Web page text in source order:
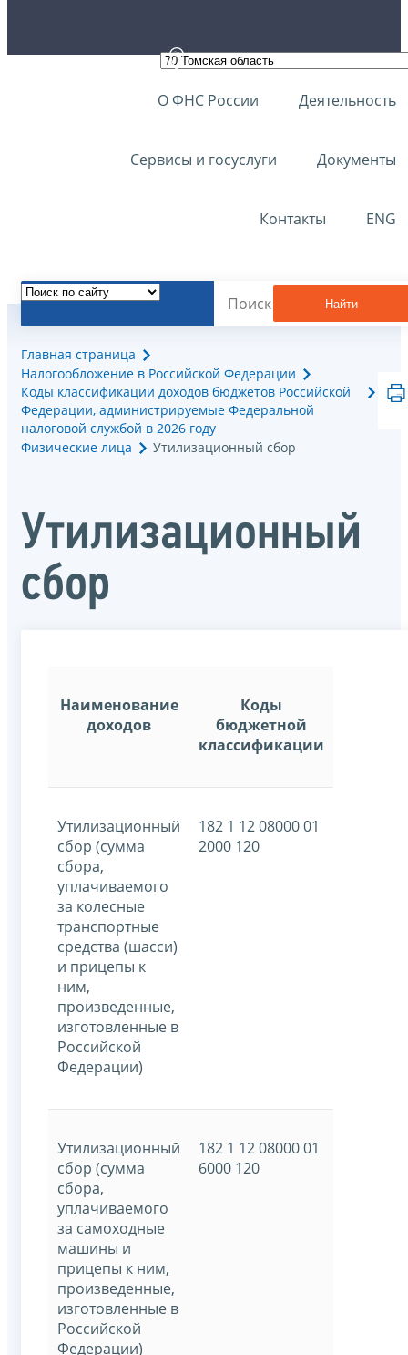
О ФНС России Деятельность
Сервисы и госуслуги Документы
Контакты ENG
Найти
Главная страница
Налогообложение в Российской Федерации
Коды классификации доходов бюджетов Российской
Федерации, администрируемые Федеральной
налоговой службой в 2026 году
Физические лица
Утилизационный сбор
Утилизационный
сбор
Наименование
доходов
Коды
бюджетной
классификации
Утилизационный
сбор (сумма
сбора,
уплачиваемого
за колесные
транспортные
средства (шасси)
и прицепы к
ним,
произведенные,
изготовленные в
Российской
Федерации)
182 1 12 08000 01
2000 120
Утилизационный
сбор (сумма
сбора,
уплачиваемого
за самоходные
машины и
прицепы к ним,
произведенные,
изготовленные в
Российской
Федерации)
182 1 12 08000 01
6000 120